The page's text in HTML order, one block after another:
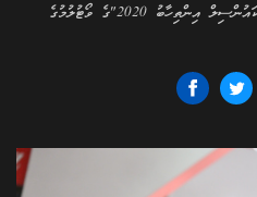
މެމްބަރުންގެ އިންތިހާބު ކުރާ "ލޯކަލް ކައުންސިލް އިންތިހާބު 2020"ގެ ވޯޓުލުމުގެ